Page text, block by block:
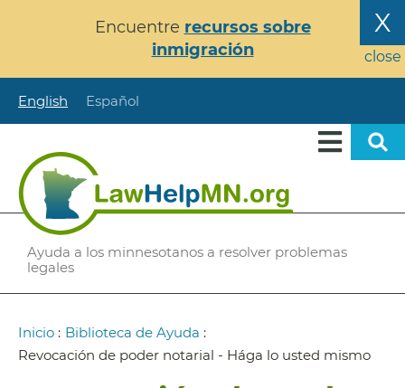
principal
X
close
Encuentre recursos sobre
inmigración
English Español
Ayuda a los minnesotanos a resolver problemas
legales
Ruta
de
Inicio : Biblioteca de Ayuda :
Revocación de poder notarial - Hága lo usted mismo